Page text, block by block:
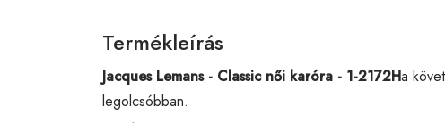
Termékleírás
Jacques Lemans - Classic női karóra - 1-2172Ha
legolcsóbban.